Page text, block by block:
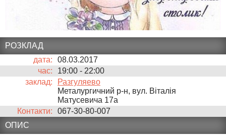
РОЗКЛАД
дата:
08.03.2017
час:
19:00 - 22:00
заклад:
Разгуляево
Металургичний р-н, вул. Віталія
Матусевича 17а
Контакти:
067-30-80-007
ОПИС